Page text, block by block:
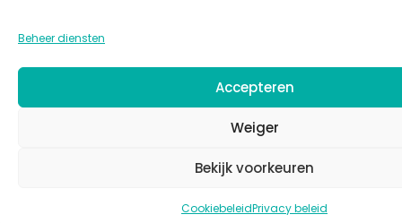
Beheer diensten
Accepteren
Weiger
Bekijk voorkeuren
CookiebeleidPrivacy beleid